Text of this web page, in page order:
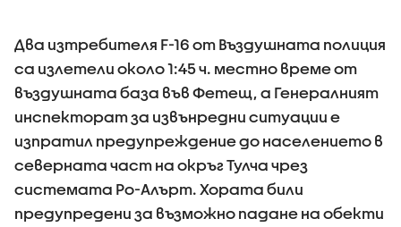
Два изтребителя F-16 от Въздушната полиция
са излетели около 1:45 ч. местно време от
въздушната база във Фетещ, а Генералният
инспекторат за извънредни ситуации е
изпратил предупреждение до населението в
северната част на окръг Тулча чрез
системата Ро-Алърт. Хората били
предупредени за възможно падане на обекти